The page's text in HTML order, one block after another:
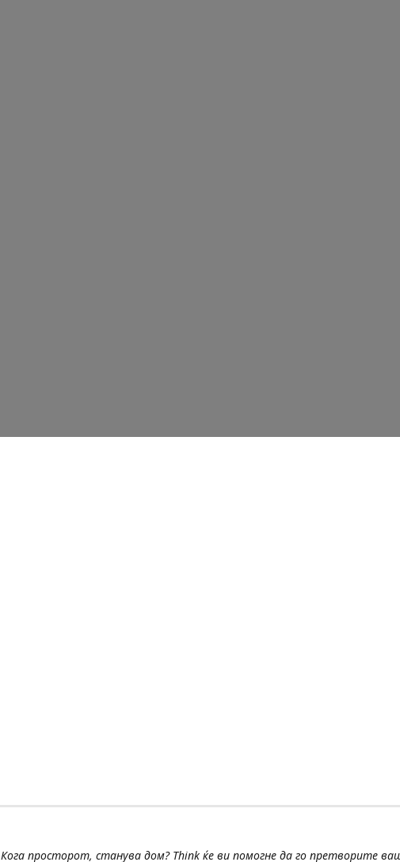
Кога просторот, станува дом? Think ќе ви помогне да го претворите